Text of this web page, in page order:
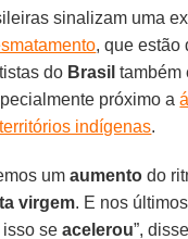
sinalizam uma
, que estão
do Brasil também
próximo a
indígenas.
umaumento do
virgem. E nos
isso seacelerou”,